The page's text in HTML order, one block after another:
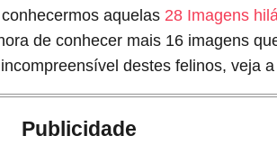
aquelas 28 Imagens
de conhecer mais 16 imagens
destes felinos, veja
Publicidade